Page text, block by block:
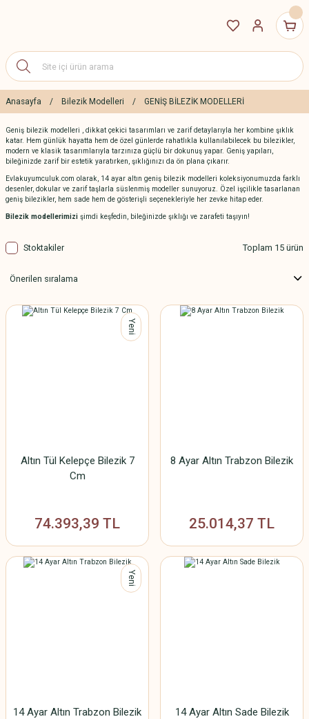
Anasayfa Bilezik Modelleri GENİŞ BİLEZİK MODELLERİ
Geniş bilezik modelleri , dikkat çekici tasarımları ve zarif detaylarıyla her kombine şıklık
katar. Hem günlük hayatta hem de özel günlerde rahatlıkla kullanılabilecek bu bilezikler,
modern ve klasik tasarımlarıyla tarzınıza güçlü bir dokunuş yapar. Geniş yapıları,
bileğinizde zarif bir estetik yaratırken, şıklığınızı da ön plana çıkarır.
Evlakuyumculuk.com olarak, 14 ayar altın geniş bilezik modelleri koleksiyonumuzda farklı
desenler, dokular ve zarif taşlarla süslenmiş modeller sunuyoruz. Özel işçilikle tasarlanan
geniş bilezikler, hem sade hem de gösterişli seçenekleriyle her zevke hitap eder.
Bilezik modellerimizi şimdi keşfedin, bileğinizde şıklığı ve zarafeti taşıyın!
Stoktakiler Toplam 15 ürün
Yeni
Altın Tül Kelepçe Bilezik 7
Cm
74.393,39 TL
8 Ayar Altın Trabzon Bilezik
25.014,37 TL
Yeni
14 Ayar Altın Trabzon Bilezik 14 Ayar Altın Sade Bilezik